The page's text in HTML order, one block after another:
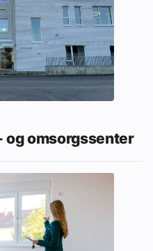
og omsorgssenter